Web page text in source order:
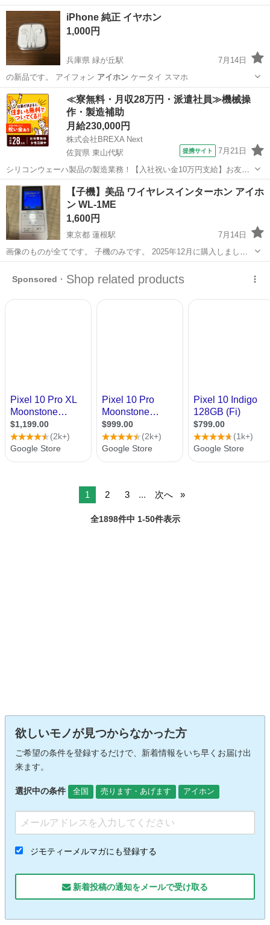
広島 広島市 下祇園駅 携帯電話/スマホ
iPhone 純正 イヤホン
1,000円
兵庫県 緑が丘駅
7月14日
の新品です。 アイフォン アイホンケータイ スマホ
兵庫 三木市 緑が丘駅 携帯アクセサリー イヤホン
≪寮無料・月収28万円・派遣社員≫機械操
作・製造補助
月給230,000円
株式会社BREXA Next
佐賀県 東山代駅
提携サイト 7月21日
シリコンウェーハ製品の製造業務！【入社祝い金10万円支給】お友達
やカップルとの応募OK◎年間休日129日＆休出なしでプライベート充
実♪業務はクリーンルームで快適作業◎自社正社員登用制度あり★1食
300円～の格安食堂あり！《佐...
佐賀 伊万里市 東山代駅 その他
【子機】美品 ワイヤレスインターホン アイホ
ン WL-1ME
1,600円
東京都 蓮根駅
7月14日
画像のものが全てです。 子機のみです。 2025年12月に購入しまし
た。 引越しのため不要となりました。 モニターは外せないため処分し
てます。
1 2 3 ... 次へ
全1898件中 1-50件表示
欲しいモノが見つからなかった方
ご希望の条件を登録するだけで、新着情報をいち早くお届け出
来ます。
選択中の条件 全国 売ります・あげます アイホン
ジモティーメルマガにも登録する
新着投稿の通知をメールで受け取る